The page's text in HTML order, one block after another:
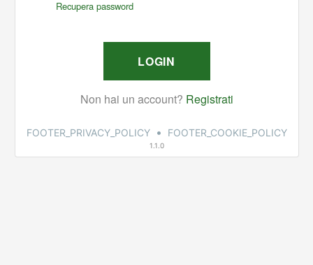
FOOTER_PRIVACY_POLICY • FOOTER_COOKIE_POLICY
1.1.0